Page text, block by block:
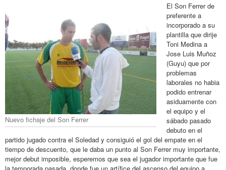
Nuevo fichaje del Son Ferrer
El Son Ferrer de
preferente a
incorporado a su
plantilla que dirije
Toni Medina a
Jose Luis Muñoz
(Guyu) que por
problemas
laborales no habia
podido entrenar
asiduamente con
el equipo y el
sábado pasado
debuto en el
partido jugado contra el Soledad y consiguió el gol del empate en el
tiempo de descuento, que le daba un punto al Son Ferrer muy importante,
mejor debut imposible, esperemos que sea el jugador importante que fue